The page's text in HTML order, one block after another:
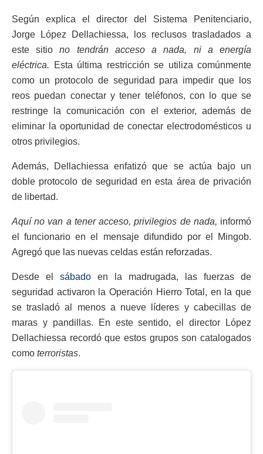
Según explica el director del Sistema Penitenciario,
Jorge López Dellachiessa, los reclusos trasladados a
este sitiono tendrán acceso a nada, ni a energía
eléctrica.
Esta última restricción se utiliza comúnmente
como un protocolo de seguridad para impedir que los
reos puedan conectar y tener teléfonos, con lo que se
restringe la comunicación con el exterior, además de
eliminar la oportunidad de conectar electrodomésticos u
otros privilegios.
Además, Dellachiessa enfatizó que se actúa bajo un
doble protocolo de seguridad en esta área de privación
de libertad.
Aquí no van a tener acceso, privilegios de nada, informó
el funcionario en el mensaje difundido por el Mingob.
Agregó que las nuevas celdas están reforzadas.
Desde el sábado en la madrugada, las fuerzas de
seguridad activaron la Operación Hierro Total, en la que
se trasladó al menos a nueve líderes y cabecillas de
maras y pandillas. En este sentido, el director López
Dellachiessa recordó que estos grupos son catalogados
como terroristas.